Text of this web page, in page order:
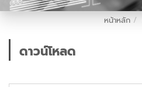
หน้าหลัก
ดาวน์โหลด